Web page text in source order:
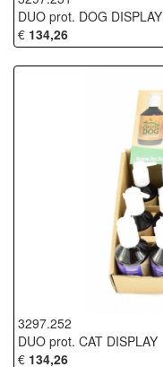
DUO prot. DOG DISPLAY
€ 134,26
3297.252
DUO prot. CAT DISPLAY
€ 134,26